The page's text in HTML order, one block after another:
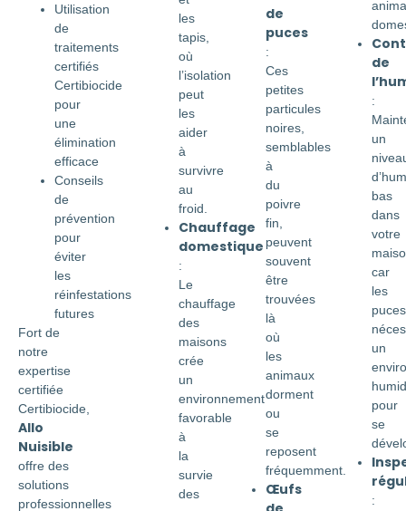
Utilisation
de
traitements
certifiés
Certibiocide
pour
une
élimination
efficace
Conseils
de
prévention
pour
éviter
les
réinfestations
futures
Fort de
notre
expertise
certifiée
Certibiocide,
Allo
Nuisible
offre des
solutions
professionnelles
les
tapis,
où
l’isolation
peut
les
aider
à
survivre
au
froid.
Chauffage
domestique
:
Le
chauffage
des
maisons
crée
un
environnement
favorable
à
la
survie
des
de
puces
:
Ces
petites
particules
noires,
semblables
à
du
poivre
fin,
peuvent
souvent
être
trouvées
là
où
les
animaux
dorment
ou
se
reposent
fréquemment.
Œufs
de
:
un
bas
dans
votre
car
les
puces
un
pour
se
: